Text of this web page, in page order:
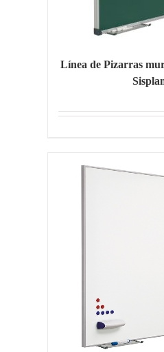
Línea de Pizarras